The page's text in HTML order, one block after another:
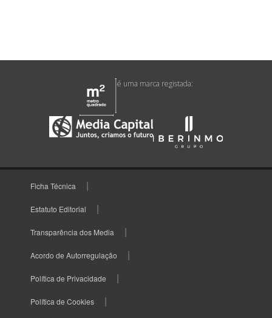
é uma marca registada:
Ficha Técnica
Estatuto Editorial
Transparência dos Media
Acordo de Autorregulação
Política de Privacidade
Política de Cookies